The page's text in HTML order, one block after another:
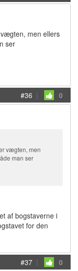
men ellers
ser
#36 | 0
vægten, men
man ser
af bogstaverne i
for den
#37 | 0